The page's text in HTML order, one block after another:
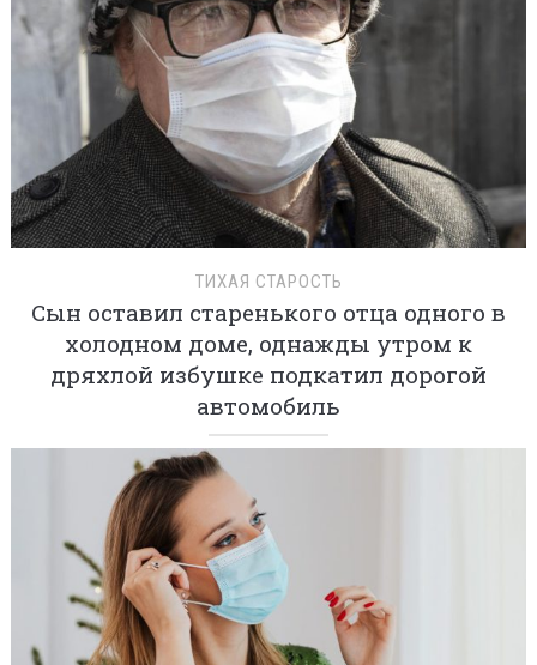
ТИХАЯ СТАРОСТЬ
Сын оставил старенького отца одного в
холодном доме, однажды утром к
дряхлой избушке подкатил дорогой
автомобиль